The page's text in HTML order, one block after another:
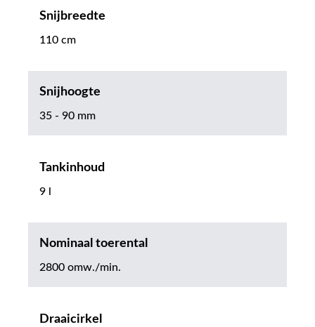
Snijbreedte
110 cm
Snijhoogte
35 - 90 mm
Tankinhoud
9 l
Nominaal toerental
2800 omw./min.
Draaicirkel